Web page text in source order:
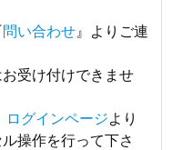
問い合わせ』よりご連
受け付けできませ
ログインページより
操作を行って下さ